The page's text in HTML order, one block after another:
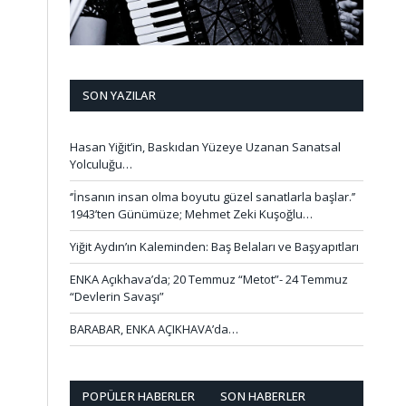
SON YAZILAR
Hasan Yiğit’in, Baskıdan Yüzeye Uzanan Sanatsal
Yolculuğu…
‘’İnsanın insan olma boyutu güzel sanatlarla başlar.’’
1943’ten Günümüze; Mehmet Zeki Kuşoğlu…
Yiğit Aydın’ın Kaleminden: Baş Belaları ve Başyapıtları
ENKA Açıkhava’da; 20 Temmuz “Metot”- 24 Temmuz
“Devlerin Savaşı”
BARABAR, ENKA AÇIKHAVA’da…
POPÜLER HABERLER SON HABERLER